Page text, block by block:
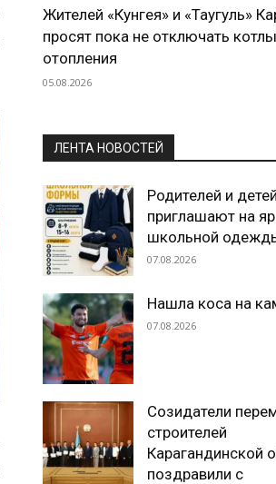
Жителей «Кунгея» и «Таугуль»
просят пока не отключать котлы
отопления
05.08.2026
ЛЕНТА НОВОСТЕЙ
Родителей и детей
приглашают на
школьной
07.08.2026
Нашла коса на
07.08.2026
Созидатели
строителей
Карагандинской
поздравили с